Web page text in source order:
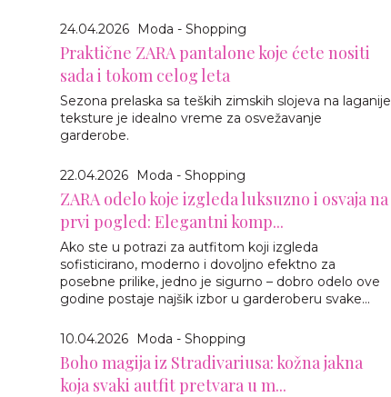
24.04.2026 Moda - Shopping
Praktične ZARA pantalone koje ćete nositi
sada i tokom celog leta
Sezona prelaska sa teških zimskih slojeva na laganije
teksture je idealno vreme za osvežavanje
garderobe.
22.04.2026 Moda - Shopping
ZARA odelo koje izgleda luksuzno i osvaja na
prvi pogled: Elegantni komp...
Ako ste u potrazi za autfitom koji izgleda
sofisticirano, moderno i dovoljno efektno za
posebne prilike, jedno je sigurno – dobro odelo ove
godine postaje najšik izbor u garderoberu svake...
10.04.2026 Moda - Shopping
Boho magija iz Stradivariusa: kožna jakna
koja svaki autfit pretvara u m...